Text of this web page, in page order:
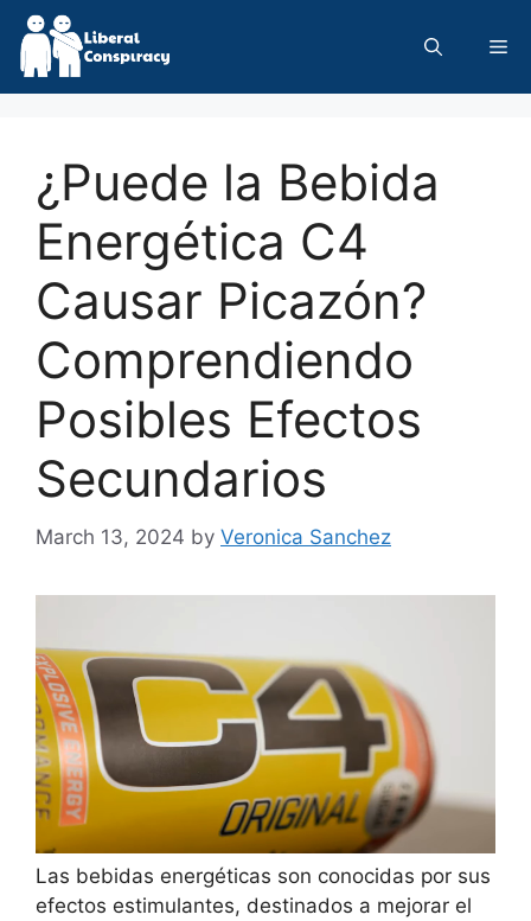
Skip
content
¿Puede la Bebida
Energética C4
Causar Picazón?
Comprendiendo
Posibles Efectos
Secundarios
March 13, 2024 by Veronica Sanchez
Las bebidas energéticas son conocidas por sus
efectos estimulantes, destinados a mejorar el